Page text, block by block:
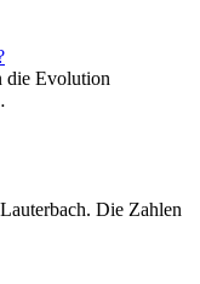
die Evolution
Die Zahlen